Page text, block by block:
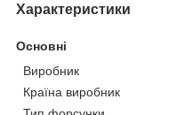
Характеристики
Основні
Виробник
Країна виробник